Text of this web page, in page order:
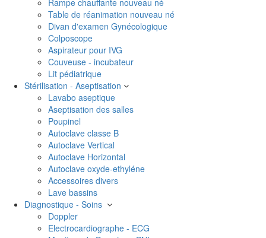
Rampe chauffante nouveau né
Table de réanimation nouveau né
Divan d'examen Gynécologique
Colposcope
Aspirateur pour IVG
Couveuse - incubateur
Lit pédiatrique
Stérilisation - Aseptisation
Lavabo aseptique
Aseptisation des salles
Poupinel
Autoclave classe B
Autoclave Vertical
Autoclave Horizontal
Autoclave oxyde-ethyléne
Accessoires divers
Lave bassins
Diagnostique - Soins
Doppler
Electrocardiographe - ECG